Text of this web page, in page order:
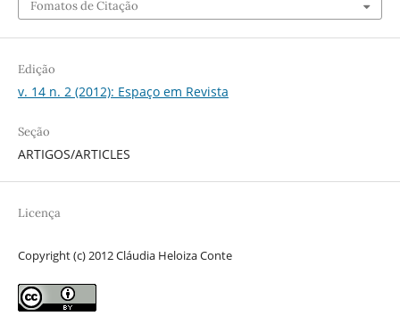
Fomatos de Citação
Edição
v. 14 n. 2 (2012): Espaço em Revista
Seção
ARTIGOS/ARTICLES
Licença
Copyright (c) 2012 Cláudia Heloiza Conte